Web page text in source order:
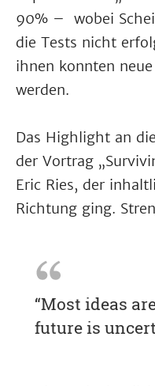
90% – wobei
die Tests nicht
ihnen konnten
werden.
Das Highlight an
der Vortrag
Eric Ries, der
Richtung ging.
“Most ideas
future is